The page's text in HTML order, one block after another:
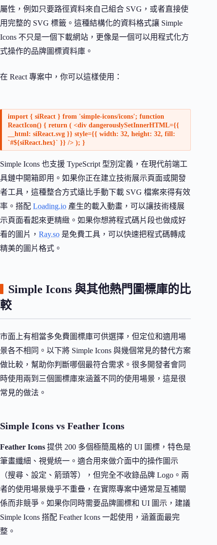
屬性，例如只要路徑資料來自己組合 SVG，或者直接使
用完整的 SVG 標籤。這種結構化的資料格式讓 Simple
Icons 不只是一個下載網站，更像是一個可以用程式化方
式操作的品牌圖標資料庫。
在 React 專案中，你可以這樣使用：
import { siReact } from 'simple-icons/icons'; function
ReactIcon() { return ( <div dangerouslySetInnerHTML={{
__html: siReact.svg }} style={{ width: 32, height: 32, fill:
`#${siReact.hex}` }} /> ); }
Simple Icons 也支援 TypeScript 型別定義，在現代前端工
具鏈中開箱即用。如果你正在建立技術展示頁面或開發
者工具，這種整合方式遠比手動下載 SVG 檔案來得有效
率。搭配 Loading.io 產生的載入動畫，可以讓技術棧展
示頁面看起來更精緻。如果你想將程式碼片段也做成好
看的圖片， Ray.so 是免費工具，可以快速把程式碼轉成
精美的圖片格式。
Simple Icons 與其他熱門圖標庫的比
較
市面上有相當多免費圖標庫可供選擇，但定位和適用場
景各不相同。以下將 Simple Icons 與幾個常見的替代方案
做比較，幫助你判斷哪個最符合需求。很多開發者會同
時使用兩到三個圖標庫來涵蓋不同的使用場景，這是很
常見的做法。
Simple Icons vs Feather Icons
Feather Icons 提供 200 多個極簡風格的 UI 圖標，特色是
筆畫纖細、視覺統一。適合用來做介面中的操作圖示
（搜尋、設定、箭頭等），但完全不收錄品牌 Logo。兩
者的使用場景幾乎不重疊，在實際專案中通常是互補關
係而非競爭。如果你同時需要品牌圖標和 UI 圖示，建議
Simple Icons 搭配 Feather Icons 一起使用，涵蓋面最完
整。